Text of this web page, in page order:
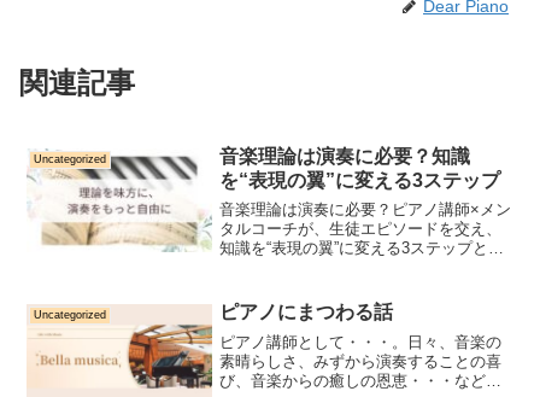
Dear Piano
関連記事
Uncategorized
音楽理論は演奏に必要？知識
を“表現の翼”に変える3ステップ
音楽理論は演奏に必要？ピアノ講師×メン
タルコーチが、生徒エピソードを交え、
知識を“表現の翼”に変える3ステップと初
Uncategorized ピアノにまつわる話
ピアノ講師として・・・。日々、音楽の
素晴らしさ、みずから演奏することの喜
び、音楽からの癒しの恩恵・・・など、